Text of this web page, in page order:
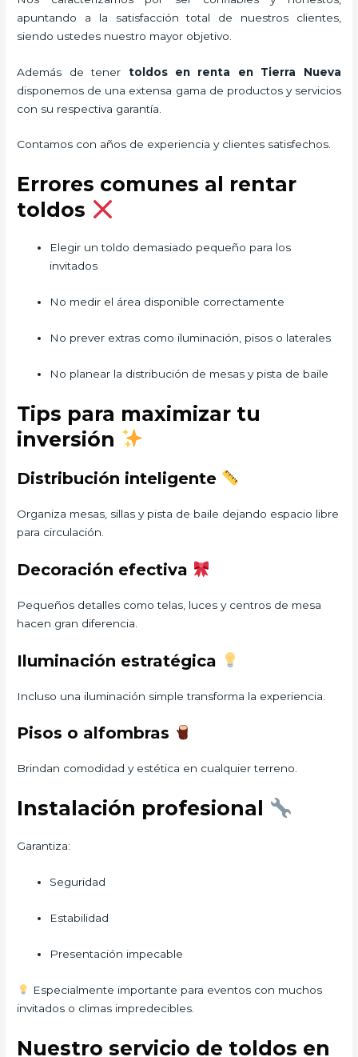
apuntando a la satisfacción total de nuestros clientes,
siendo ustedes nuestro mayor objetivo.
Además de tener toldos en renta
en Tierra Nueva
disponemos de una extensa gama de productos y servicios
con su respectiva garantía.
Contamos con años de experiencia y clientes satisfechos.
Errores comunes al rentar
toldos
Elegir un toldo demasiado pequeño para los
invitados
No medir el área disponible correctamente
No prever extras como iluminación, pisos o laterales
No planear la distribución de mesas y pista de baile
Tips para maximizar tu
inversión
Distribución inteligente
Organiza mesas, sillas y pista de baile dejando espacio libre
para circulación.
Decoración efectiva
Pequeños detalles como telas, luces y centros de mesa
hacen gran diferencia.
Iluminación estratégica
Incluso una iluminación simple transforma la experiencia.
Pisos o alfombras
Brindan comodidad y estética en cualquier terreno.
Instalación profesional
Garantiza:
Seguridad
Estabilidad
Presentación impecable
Especialmente importante para eventos con muchos
invitados o climas impredecibles.
Nuestro servicio de toldos en